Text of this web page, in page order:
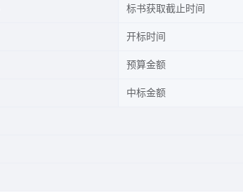
标书获取截止时间
开标时间
预算金额
中标金额